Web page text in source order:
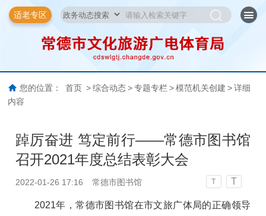
适老专区
您的位置： 首页 > 综合动态 > 专题专栏 > 模范机关创建 > 详细
内容
踔厉奋进 笃定前行——常德市图书馆
召开2021年度总结表彰大会
2022-01-26 17:16 常德市图书馆 T T
2021年，常德市图书馆在市文旅广体局的正确领导